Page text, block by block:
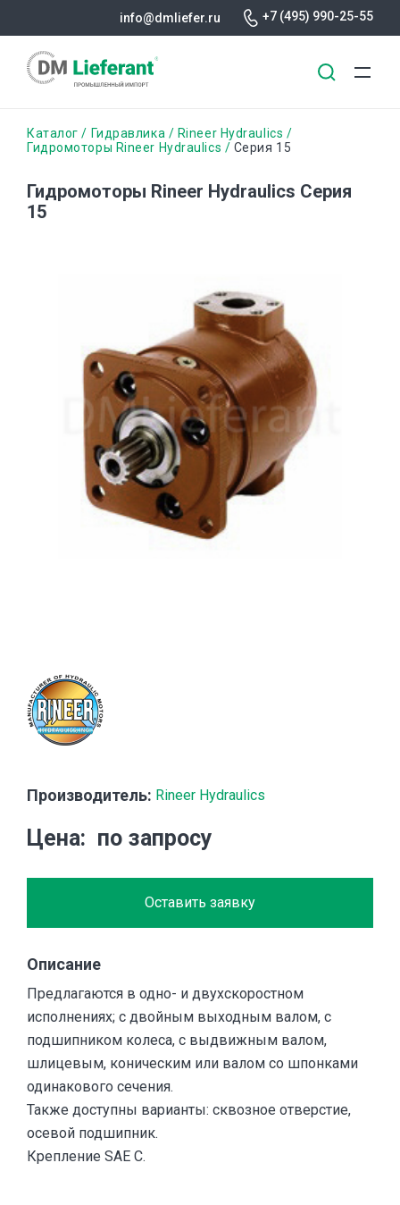
содержанию
info@dmliefer.ru +7 (495) 990-25-55
Строка
Каталог Гидравлика
Rineer Hydraulics
Гидромоторы Rineer Hydraulics
Серия 15
Гидромоторы Rineer Hydraulics Серия
15
Производитель: Rineer Hydraulics
Цена по запросу
Оставить заявку
Описание
Предлагаются в одно- и двухскоростном
исполнениях; с двойным выходным валом, с
подшипником колеса, с выдвижным валом,
шлицевым, коническим или валом со шпонками
одинакового сечения.
Также доступны варианты: сквозное отверстие,
осевой подшипник.
Крепление SAE C.